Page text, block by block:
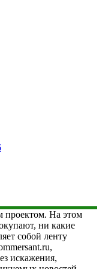
проектом. На этом
ни какие
собой ленту
искажения,